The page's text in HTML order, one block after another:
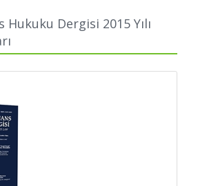
Hukuku Dergisi 2015 Yılı